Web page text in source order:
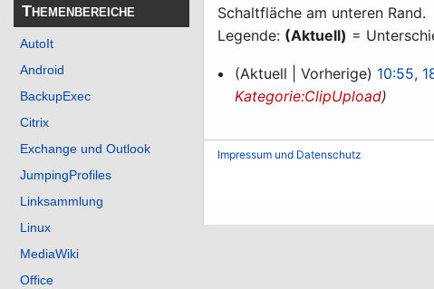
Themenbereiche
AutoIt
Android
BackupExec
Citrix
Exchange und Outlook
JumpingProfiles
Linksammlung
Linux
MediaWiki
Office
Schaltfläche am unteren Rand.
Legende: (Aktuell) =
18.
Mai
Aktuell Vorherige 10:55,
Kategorie:ClipUpload
Impressum und Datenschutz